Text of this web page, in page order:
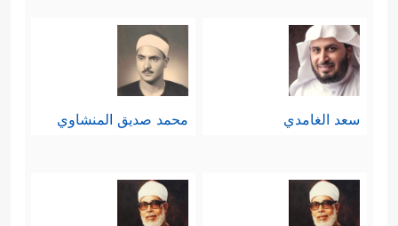
سعد الغامدي محمد صديق المنشاوي